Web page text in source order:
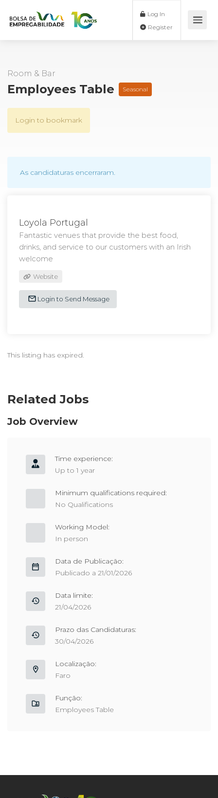
Log In
Room & Bar
Employees Table Seasonal
Login to bookmark
As candidaturas encerraram.
Loyola Portugal
Fantastic venues that provide the best food,
drinks, and service to our customers with an Irish
welcome
Website
Login to Send Message
This listing has expired.
Related Jobs
Job Overview
Time experience:
Up to 1 year
Minimum qualifications required:
No Qualifications
Working Model:
In person
Data de Publicação:
Publicado a 21/01/2026
Data limite:
21/04/2026
Prazo das Candidaturas:
30/04/2026
Localização:
Faro
Função:
Employees Table